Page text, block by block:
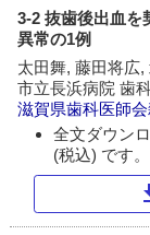
3-2 抜歯後出血を
異常の1例
太田舞, 藤田将広
市立長浜病院 歯
滋賀県歯科医師
全文ダウン
(税込) です。